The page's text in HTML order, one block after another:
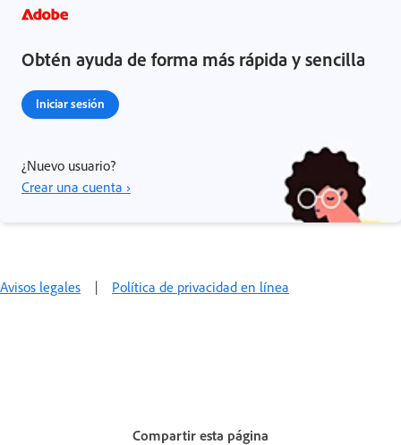
Obtén ayuda de forma más rápida y sencilla
Iniciar sesión
¿Nuevo usuario?
Crear una cuenta ›
Avisos legales | Política de privacidad en línea
Compartir esta página